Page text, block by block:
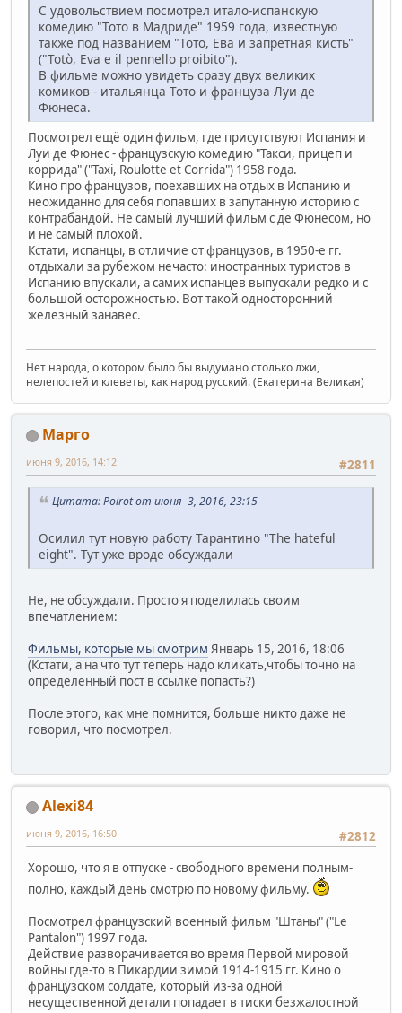
С удовольствием посмотрел итало-испанскую
комедию "Тото в Мадриде" 1959 года, известную
также под названием "Тото, Ева и запретная кисть"
("Totò, Eva e il pennello proibito").
В фильме можно увидеть сразу двух великих
комиков - итальянца Тото и француза Луи де
Фюнеса.
Посмотрел ещё один фильм, где присутствуют Испания и
Луи де Фюнес - французскую комедию "Такси, прицеп и
коррида" ("Taxi, Roulotte et Corrida") 1958 года.
Кино про французов, поехавших на отдых в Испанию и
неожиданно для себя попавших в запутанную историю с
контрабандой. Не самый лучший фильм с де Фюнесом, но
и не самый плохой.
Кстати, испанцы, в отличие от французов, в 1950-е гг.
отдыхали за рубежом нечасто: иностранных туристов в
Испанию впускали, а самих испанцев выпускали редко и с
большой осторожностью. Вот такой односторонний
железный занавес.
Нет народа, о котором было бы выдумано столько лжи,
нелепостей и клеветы, как народ русский. (Екатерина Великая)
Марго
#2811
июня 9, 2016, 14:12
Цитата: Poirot от июня 3, 2016, 23:15
Осилил тут новую работу Тарантино "The hateful
eight". Тут уже вроде обсуждали
Не, не обсуждали. Просто я поделилась своим
впечатлением:
Фильмы, которые мы смотрим Январь 15, 2016, 18:06
(Кстати, а на что тут теперь надо кликать,чтобы точно на
определенный пост в ссылке попасть?)
После этого, как мне помнится, больше никто даже не
говорил, что посмотрел.
Alexi84
#2812
июня 9, 2016, 16:50
Хорошо, что я в отпуске - свободного времени полным-
полно, каждый день смотрю по новому фильму.
Посмотрел французский военный фильм "Штаны" ("Le
Pantalon") 1997 года.
Действие разворачивается во время Первой мировой
войны где-то в Пикардии зимой 1914-1915 гг. Кино о
французском солдате, который из-за одной
несущественной детали попадает в тиски безжалостной